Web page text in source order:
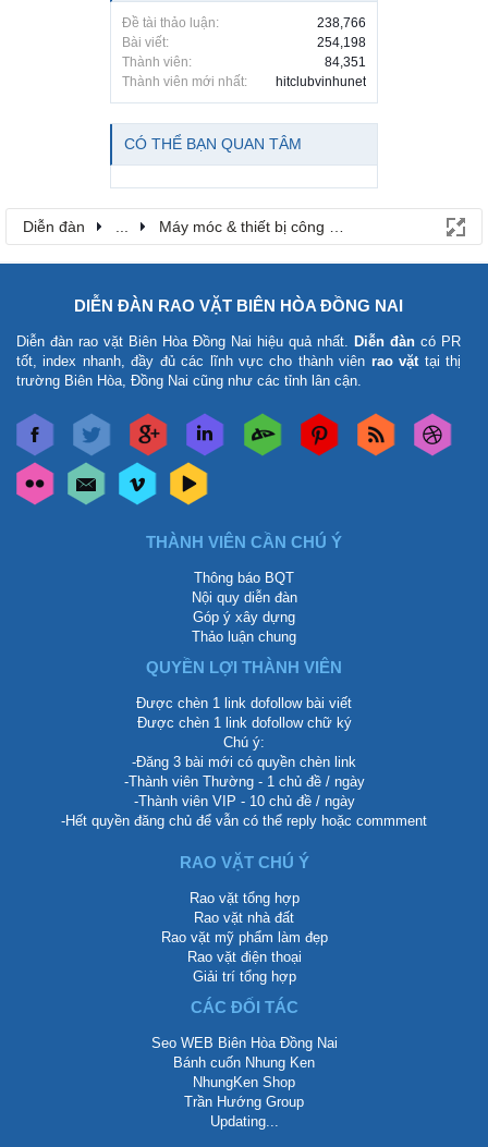
Đề tài thảo luận:
238,766
Bài viết:
254,198
Thành viên:
84,351
Thành viên mới nhất:
hitclubvinhunet
CÓ THỂ BẠN QUAN TÂM
Diễn đàn Máy móc & thiết bị công nông nghiệp
DIỄN ĐÀN RAO VẶT BIÊN HÒA ĐỒNG NAI
Diễn đàn rao vặt Biên Hòa Đồng Nai hiệu quả nhất. Diễn đàn có PR
tốt, index nhanh, đầy đủ các lĩnh vực cho thành viên rao vặttại thị
trường Biên Hòa, Đồng Nai cũng như các tỉnh lân cận.
THÀNH VIÊN CẦN CHÚ Ý
Thông báo BQT
Nội quy diễn đàn
Góp ý xây dựng
Thảo luận chung
QUYỀN LỢI THÀNH VIÊN
Được chèn 1 link dofollow bài viết
Được chèn 1 link dofollow chữ ký
Chú ý:
-Đăng 3 bài mới có quyền chèn link
-Thành viên Thường - 1 chủ đề / ngày
-Thành viên VIP - 10 chủ đề / ngày
-Hết quyền đăng chủ để vẫn có thể reply hoặc commment
RAO VẶT CHÚ Ý
Rao vặt tổng hợp
Rao vặt nhà đất
Rao vặt mỹ phẩm làm đẹp
Rao vặt điện thoại
Giải trí tổng hợp
CÁC ĐỐI TÁC
Seo WEB Biên Hòa Đồng Nai
Bánh cuốn Nhung Ken
NhungKen Shop
Trần Hướng Group
Updating...